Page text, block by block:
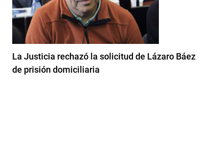
La Justicia rechazó la solicitud de Lázaro Báez
de prisión domiciliaria